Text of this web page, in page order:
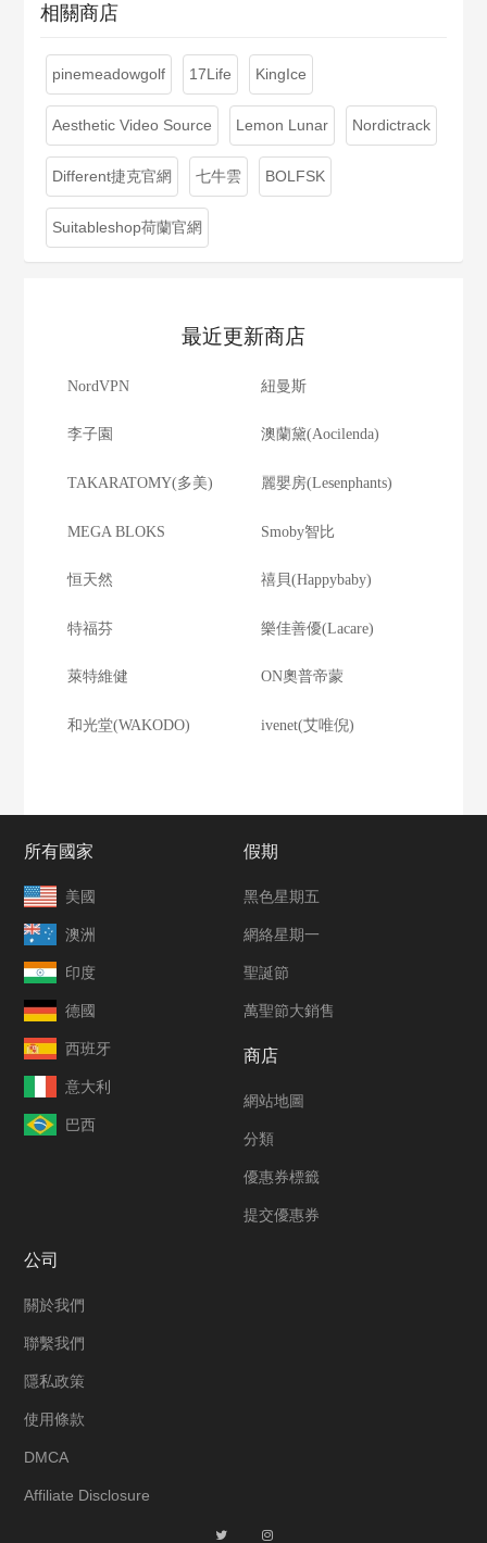
相關商店
pinemeadowgolf 17Life KingIce
Aesthetic Video Source Lemon Lunar Nordictrack
Different捷克官網 七牛雲 BOLFSK
Suitableshop荷蘭官網
最近更新商店
NordVPN 紐曼斯
李子園 澳蘭黛(Aocilenda)
TAKARATOMY(多美) 麗嬰房(Lesenphants)
MEGA BLOKS Smoby智比
恒天然 禧貝(Happybaby)
特福芬 樂佳善優(Lacare)
萊特維健 ON奧普帝蒙
和光堂(WAKODO) ivenet(艾唯倪)
所有國家
美國
澳洲
印度
德國
西班牙
意大利
巴西
假期
黑色星期五
網絡星期一
聖誕節
萬聖節大銷售
商店
網站地圖
分類
優惠券標籤
提交優惠券
公司
關於我們
聯繫我們
隱私政策
使用條款
DMCA
Affiliate Disclosure